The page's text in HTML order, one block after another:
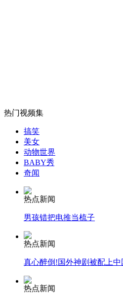
安徽一实载49人客车翻车
走！跟着总书记去植树
消防员救轻生者
纽约上演“枕头大战”
司机酒驾遇交警 急速倒车逃
热门视频集
搞笑
美女
动物世界
BABY秀
奇闻
热点新闻
男孩错把电推当梳子
热点新闻
真心醉倒!国外神剧被配上中
热点新闻